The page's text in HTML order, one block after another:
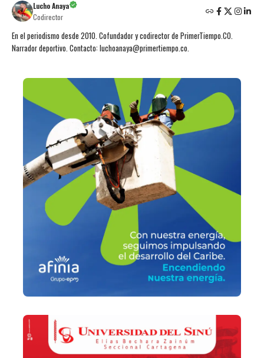
Lucho Anaya
Codirector
En el periodismo desde 2010. Cofundador y codirector de PrimerTiempo.CO.
Narrador deportivo. Contacto: luchoanaya@primertiempo.co.